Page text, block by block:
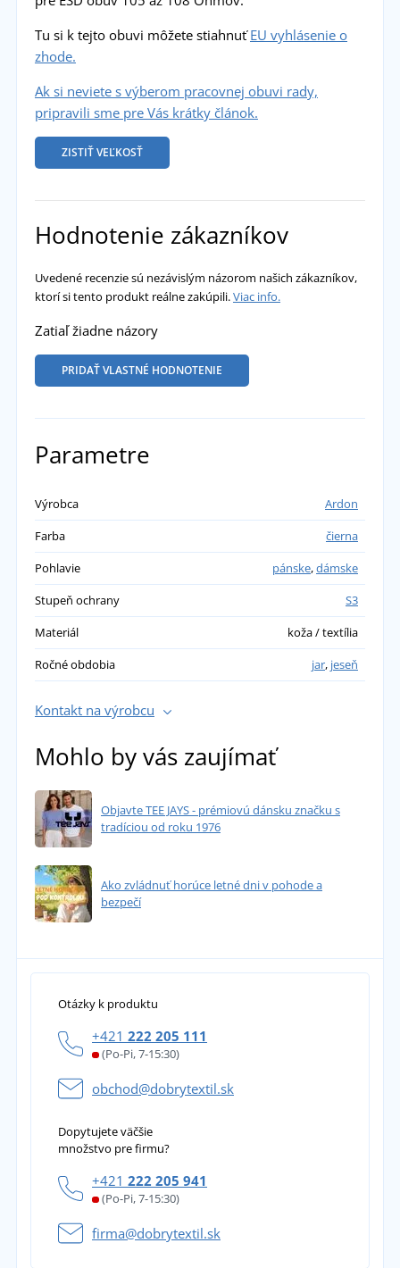
Tu si k tejto obuvi môžete stiahnuťEU vyhlásenie o
zhode.
Ak si neviete s výberom pracovnej obuvi rady,
pripravili sme pre Vás krátky článok.
ZISTIŤ VEĽKOSŤ
Hodnotenie zákazníkov
Uvedené recenzie sú nezávislým názorom našich zákazníkov,
ktorí si tento produkt reálne zakúpili.Viac info.
Zatiaľ žiadne názory
PRIDAŤ VLASTNÉ HODNOTENIE
Parametre
Výrobca
Ardon
Farba
čierna
Pohlavie
pánske,dámske
Stupeň ochrany
S3
Materiál
koža / textília
Ročné obdobia
jar, jeseň
Kontakt na výrobcu
Mohlo by vás zaujímať
Objavte TEE JAYS - prémiovú dánsku značku s
tradíciou od roku 1976
Ako zvládnuť horúce letné dni v pohode a
bezpečí
Otázky k produktu
+421 222 205 111
(Po-Pi, 7-15:30)
obchod@dobrytextil.sk
Dopytujete väčšie
množstvo pre firmu?
+421 222 205 941
(Po-Pi, 7-15:30)
firma@dobrytextil.sk